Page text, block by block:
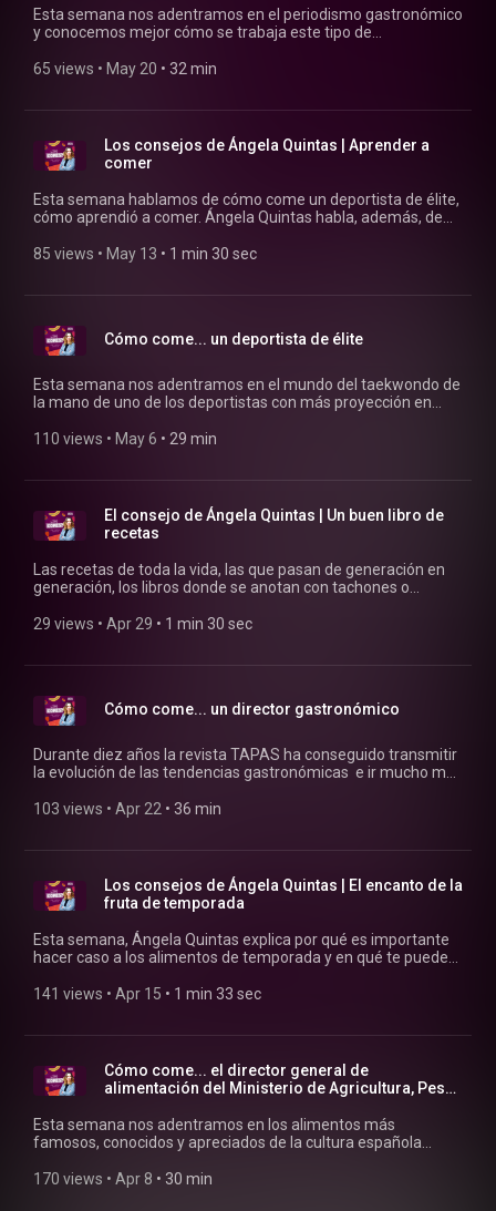
Esta semana nos adentramos en el periodismo gastronómico
y conocemos mejor cómo se trabaja este tipo de
se hace para que todos los públicos puedan conocer mejor la
65 views • May 20 • 32 min
Los consejos de Ángela Quintas | Aprender a
comer
Esta semana hablamos de cómo come un deportista de élite,
cómo aprendió a comer. Ángela Quintas habla, además, de
que somos pequeños.
85 views • May 13 • 1 min 30 sec
Cómo come... un deportista de élite
Esta semana nos adentramos en el mundo del taekwondo de
la mano de uno de los deportistas con más proyección en
la alimentación y, entre otras cosas, de cómo es comer en
110 views • May 6 • 29 min
El consejo de Ángela Quintas | Un buen libro de
recetas
Las recetas de toda la vida, las que pasan de generación en
generación, los libros donde se anotan con tachones o
memoria.
29 views • Apr 29 • 1 min 30 sec
Cómo come... un director gastronómico
Durante diez años la revista TAPAS ha conseguido transmitir
la evolución de las tendencias gastronómicas e ir mucho más
Delgado, director gastronómico del grupo Spain Media.
103 views • Apr 22 • 36 min
Los consejos de Ángela Quintas | El encanto de la
fruta de temporada
Esta semana, Ángela Quintas explica por qué es importante
hacer caso a los alimentos de temporada y en qué te puede
141 views • Apr 15 • 1 min 33 sec
Cómo come... el director general de
alimentación del Ministerio de Agricultura, Pesca
Esta semana nos adentramos en los alimentos más
famosos, conocidos y apreciados de la cultura española
director general de alimentos en el Ministerio que nos cuenta
170 views • Apr 8 • 30 min